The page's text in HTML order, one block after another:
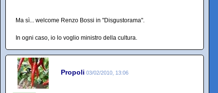
Ma sì... welcome Renzo Bossi in "Disgustorama".
In ogni caso, io lo voglio ministro della cultura.
Propoli 03/02/2010, 13:06